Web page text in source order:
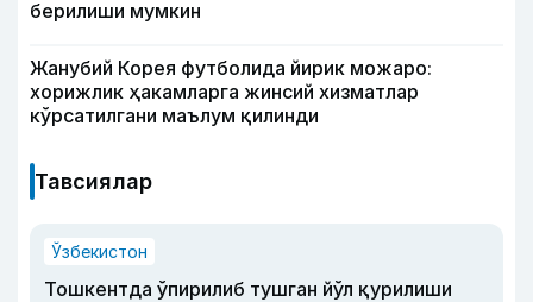
берилиши мумкин
Жанубий Корея футболида йирик можаро:
хорижлик ҳакамларга жинсий хизматлар
кўрсатилгани маълум қилинди
Тавсиялар
Ўзбекистон
Тошкентда ўпирилиб тушган йўл қурилиши